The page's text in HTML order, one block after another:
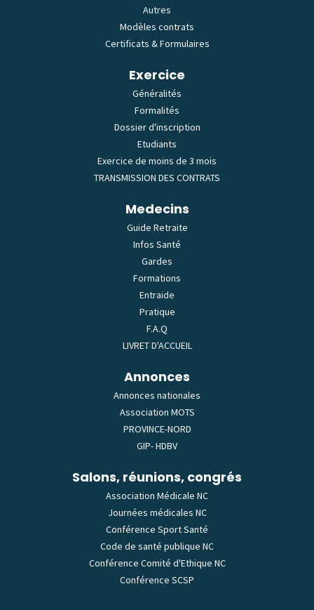
Autres
Modèles contrats
Certificats & Formulaires
Exercice
Généralités
Formalités
Dossier d'inscription
Etudiants
Exercice de moins de 3 mois
TRANSMISSION DES CONTRATS
Medecins
Guide Retraite
Infos Santé
Gardes
Formations
Entraide
Pratique
F.A.Q
LIVRET D'ACCUEIL
Annonces
Annonces nationales
Association MOTS
PROVINCE-NORD
GIP- HDBV
Salons, réunions, congrés
Association Médicale NC
Journées médicales NC
Conférence Sport Santé
Code de santé publique NC
Conférence Comité d'Ethique NC
Conférence SCSP